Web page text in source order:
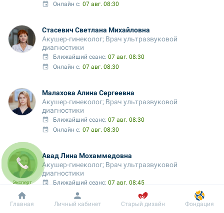
Онлайн с: 07 авг. 08:30
Стасевич Светлана Михайловна
Акушер-гинеколог; Врач ультразвуковой
диагностики
Ближайший сеанс: 07 авг. 08:30
Онлайн с: 07 авг. 08:30
Малахова Алина Сергеевна
Акушер-гинеколог; Врач ультразвуковой
диагностики
Ближайший сеанс: 07 авг. 08:30
Онлайн с: 07 авг. 08:30
Эксперт
Авад Лина Мохаммедовна
Акушер-гинеколог; Врач ультразвуковой
диагностики
Ближайший сеанс: 07 авг. 08:45
Онлайн с:
Добробут Информация Пациенту
Главная Личный кабинет Старый дизайн Фондация